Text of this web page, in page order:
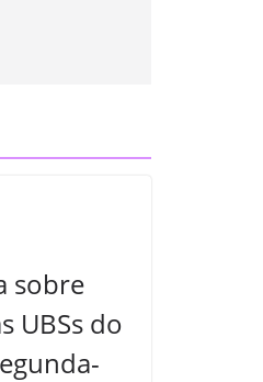
sobre
UBSs do